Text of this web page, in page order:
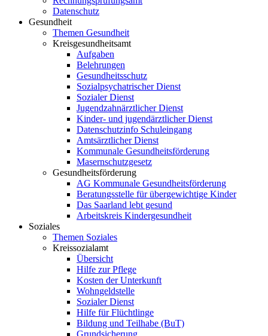
Datenschutz
Gesundheit
Themen Gesundheit
Kreisgesundheitsamt
Aufgaben
Belehrungen
Gesundheitsschutz
Sozialpsychatrischer Dienst
Sozialer Dienst
Jugendzahnärztlicher Dienst
Kinder- und jugendärztlicher Dienst
Datenschutzinfo Schuleingang
Amtsärztlicher Dienst
Kommunale Gesundheitsförderung
Masernschutzgesetz
Gesundheitsförderung
AG Kommunale Gesundheitsförderung
Beratungsstelle für übergewichtige Kinder
Das Saarland lebt gesund
Arbeitskreis Kindergesundheit
Soziales
Themen Soziales
Kreissozialamt
Übersicht
Hilfe zur Pflege
Kosten der Unterkunft
Wohngeldstelle
Sozialer Dienst
Hilfe für Flüchtlinge
Bildung und Teilhabe (BuT)
Grundsicherung